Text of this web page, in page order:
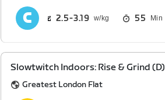
2.5 3.19 55 Min
Slowtwitch Indoors: Rise & Grind (D)
Greatest London Flat